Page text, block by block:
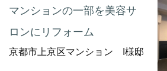
マンションの一部を美容サ
ロンにリフォーム
京都市上京区マンション I様邸